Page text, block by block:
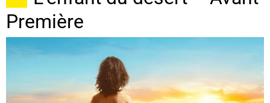
Première